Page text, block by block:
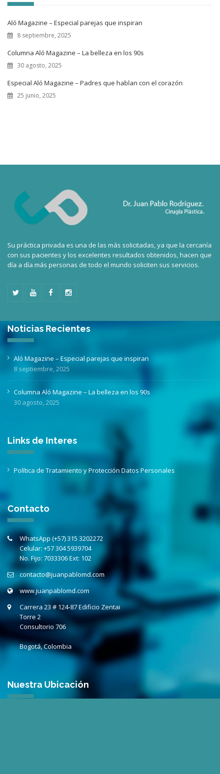
Aló Magazine – Especial parejas que inspiran
8 septiembre, 2025
Columna Aló Magazine – La belleza en los 90s
30 agosto, 2025
Especial Aló Magazine – Padres que hablan con el corazón
25 junio, 2025
Su práctica privada es una de las más solicitadas, ya que la cercanía
con sus pacientes y los excelentes resultados obtenidos, hacen que
día a día más personas de todo el mundo soliciten sus servicios.
Noticias Recientes
Aló Magazine – Especial parejas que inspiran
8 septiembre, 2025
Columna Aló Magazine – La belleza en los 90s
30 agosto, 2025
Links de Interes
Política de Tratamiento y Protección Datos Personales
Contacto
WhatsApp (+57) 315 3202272
Celular: +57 304 5939704
No. Fijo: 7033306 Ext: 102
contacto@juanpablomd.com
www.juanpablomd.com
Carrera 23 # 124-87 Edificio Zentai
Torre 2
Consultorio 706
Bogotá, Colombia
Nuestra Ubicación